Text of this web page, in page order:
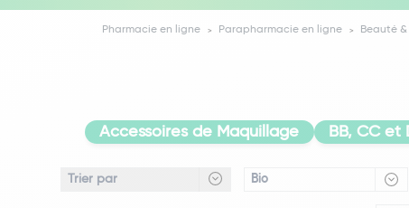
Pharmacie en ligne Parapharmacie en ligne Beauté &
Accessoires de Maquillage BB, CC et
Bio